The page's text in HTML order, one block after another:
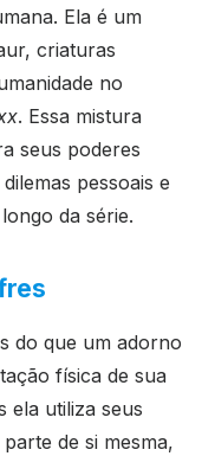
Ela é um
criaturas
no
. Essa mistura
seus poderes
pessoais e
da série.
do que um adorno
física de sua
ela utiliza seus
de si mesma,